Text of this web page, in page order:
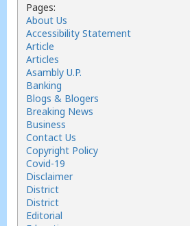
Pages:
About Us
Accessibility Statement
Article
Articles
Asambly U.P.
Banking
Blogs & Blogers
Breaking News
Business
Contact Us
Copyright Policy
Covid-19
Disclaimer
District
District
Editorial